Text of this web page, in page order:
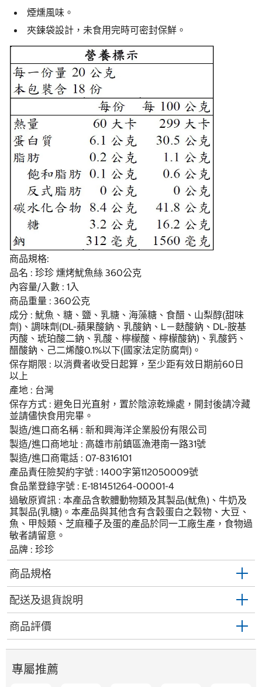
煙燻風味。
夾鍊袋設計，未食用完時可密封保鮮。
商品規格:
品名 : 珍珍 燻烤魷魚絲 360公克
內容量/入數 : 1入
商品重量 : 360公克
成分 : 魷魚、糖、鹽、乳糖、海藻糖、食醋、山梨醇(甜味
劑)、調味劑(DL-蘋果酸鈉、乳酸鈉、L－麩酸鈉、DL-胺基
丙酸、琥珀酸二鈉、乳酸、檸檬酸、檸檬酸鈉)、乳酸鈣、
醋酸鈉、己二烯酸0.1%以下(國家法定防腐劑)。
保存期限 : 以消費者收受日起算，至少距有效日期前60日
以上
產地 : 台灣
保存方式 : 避免日光直射，置於陰涼乾燥處，開封後請冷藏
並請儘快食用完畢。
製造/進口商名稱 : 新和興海洋企業股份有限公司
製造/進口商地址 : 高雄市前鎮區漁港南一路31號
製造/進口商電話 : 07-8316101
產品責任險契約字號 : 1400字第112050009號
食品業登錄字號 : E-181451264-00001-4
過敏原資訊 : 本產品含軟體動物類及其製品(魷魚)、牛奶及
其製品(乳糖)。本產品與其他含有含穀蛋白之穀物、大豆、
魚、甲殼類、芝麻種子及蛋的產品於同一工廠生產，食物過
敏者請留意。
品牌 : 珍珍
商品規格
配送及退貨說明
商品評價
專屬推薦